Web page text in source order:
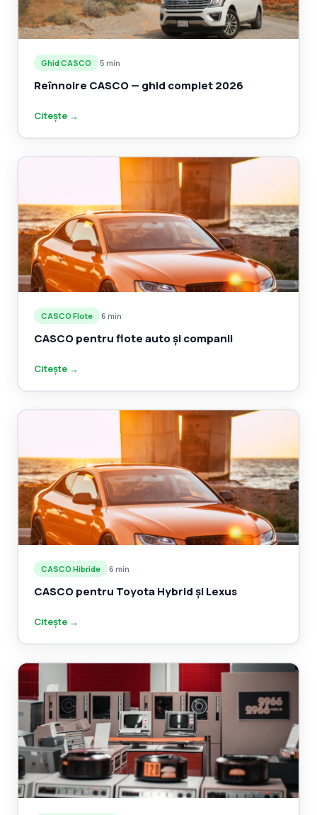
Ghid CASCO ·5 min
Reînnoire CASCO — ghid complet 2026
Citește →
CASCO Flote ·6 min
CASCO pentru flote auto și companii
Citește →
CASCO Hibride ·6 min
CASCO pentru Toyota Hybrid și Lexus
Citește →